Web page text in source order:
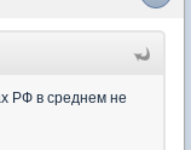
РФ в среднем не